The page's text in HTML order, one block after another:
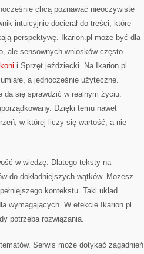
chcą poznawać nieoczywiste
intuicyjnie docierał do treści, które
perspektywę. Ikarion.pl może być dla
ale sensownych wniosków często
i Sprzęt jeździecki. Na Ikarion.pl
a jednocześnie użyteczne.
da się sprawdzić w realnym życiu.
Dzięki temu nawet
w której liczy się wartość, a nie
w wiedzę. Dlatego teksty na
do dokładniejszych wątków. Możesz
kontekstu. Taki układ
wymagających. W efekcie Ikarion.pl
potrzeba rozwiązania.
Serwis może dotykać zagadnień